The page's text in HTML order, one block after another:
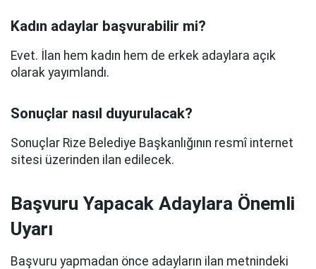
Kadın adaylar başvurabilir mi?
Evet. İlan hem kadın hem de erkek adaylara açık
olarak yayımlandı.
Sonuçlar nasıl duyurulacak?
Sonuçlar Rize Belediye Başkanlığının resmî internet
sitesi üzerinden ilan edilecek.
Başvuru Yapacak Adaylara Önemli
Uyarı
Başvuru yapmadan önce adayların ilan metnindeki